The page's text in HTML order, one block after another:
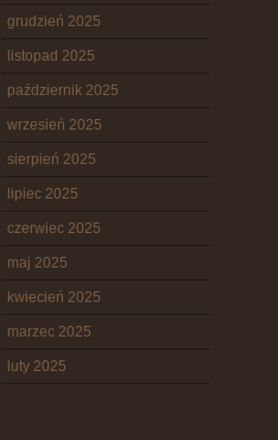
grudzień 2025
listopad 2025
październik 2025
wrzesień 2025
sierpień 2025
lipiec 2025
czerwiec 2025
maj 2025
kwiecień 2025
marzec 2025
luty 2025